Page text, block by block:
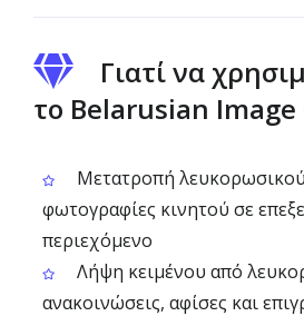
Γιατί να
το Belarusian Image
Μετατροπή
φωτογραφίες κινητού σε
περιεχόμενο
Λήψη κειμένου από
ανακοινώσεις, αφίσες και